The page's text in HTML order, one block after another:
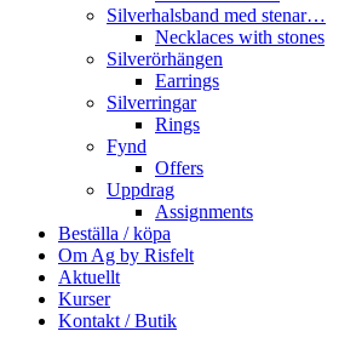
Silverhalsband med stenar…
Necklaces with stones
Silverörhängen
Earrings
Silverringar
Rings
Fynd
Offers
Uppdrag
Assignments
Beställa / köpa
Om Ag by Risfelt
Aktuellt
Kurser
Kontakt / Butik